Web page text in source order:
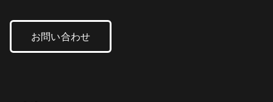
お問い合わせ